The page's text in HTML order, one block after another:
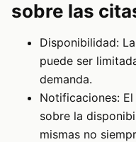
sobre las
Disponibilidad:
puede ser
demanda.
Notificaciones:
sobre la
mismas no